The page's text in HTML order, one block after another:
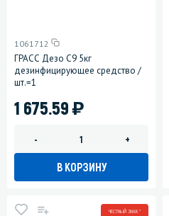
1061712
ГРАСС Дезо C9 5кг
дезинфицирующее средство /
шт.=1
1 675.59)
- +
В КОРЗИНУ
ЧЕСТНЫЙ ЗНАК *